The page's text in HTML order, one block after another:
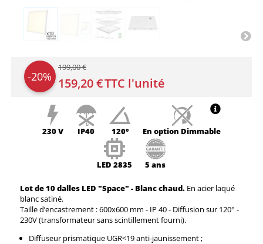
-20%
199,00 €
159,20 €TTC l'unité
230 V IP40 120° En option Dimmable
LED2835 5 ans
Lot de 10 dalles LED "Space" - Blanc chaud. En acier laqué
blanc satiné.
Taille d’encastrement : 600x600 mm - IP 40 - Diffusion sur 120° -
230V (transformateur sans scintillement fourni).
Diffuseur prismatique UGR<19 anti-jaunissement ;